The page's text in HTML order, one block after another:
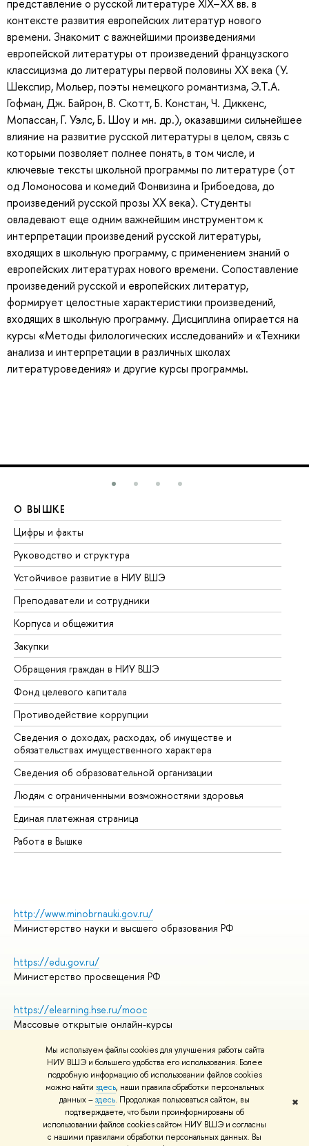
Мы используем файлы cookies для улучшения работы сайта
НИУ ВШЭ и большего удобства его использования. Более
подробную информацию об использовании файлов cookies
можно найти здесь, наши правила обработки персональных
данных –здесь. Продолжая пользоваться сайтом, вы
подтверждаете, что были проинформированы об
использовании файлов cookies сайтом НИУ ВШЭ и согласны
с нашими правилами обработки персональных данных. Вы
✖
представление о русской литературе XIX–XX вв. в
контексте развития европейских литератур нового
времени. Знакомит с важнейшими произведениями
европейской литературы от произведений французского
классицизма до литературы первой половины ХХ века (У.
Шекспир, Мольер, поэты немецкого романтизма, Э.Т.А.
Гофман, Дж. Байрон, В. Скотт, Б. Констан, Ч. Диккенс,
Мопассан, Г. Уэлс, Б. Шоу и мн. др.), оказавшими сильнейшее
влияние на развитие русской литературы в целом, связь с
которыми позволяет полнее понять, в том числе, и
ключевые тексты школьной программы по литературе (от
од Ломоносова и комедий Фонвизина и Грибоедова, до
произведений русской прозы ХХ века). Студенты
овладевают еще одним важнейшим инструментом к
интерпретации произведений русской литературы,
входящих в школьную программу, с применением знаний о
европейских литературах нового времени. Сопоставление
произведений русской и европейских литератур,
формирует целостные характеристики произведений,
входящих в школьную программу. Дисциплина опирается на
курсы «Методы филологических исследований» и «Техники
анализа и интерпретации в различных школах
литературоведения» и другие курсы программы.
О ВЫШКЕ
Цифры и факты
Руководство и структура
Устойчивое развитие в НИУ ВШЭ
Преподаватели и сотрудники
Корпуса и общежития
Закупки
Обращения граждан в НИУ ВШЭ
Фонд целевого капитала
Противодействие коррупции
Сведения о доходах, расходах, об имуществе и
обязательствах имущественного характера
Сведения об образовательной организации
Людям с ограниченными возможностями здоровья
Единая платежная страница
Работа в Вышке
http://www.minobrnauki.gov.ru/
Министерство науки и высшего образования РФ
https://edu.gov.ru/
Министерство просвещения РФ
https://elearning.hse.ru/mooc
Массовые открытые онлайн-курсы
© НИУ ВШЭ 1993–2026
Адреса и контакты
Условия использования материалов
Политика конфиденциальности
Правила применения рекомендательных технологий в НИУ ВШЭ